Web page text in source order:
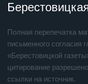
Полная перепечатка
письменного согласия
«Берестовицкой
цитирование
ссылки на источник.